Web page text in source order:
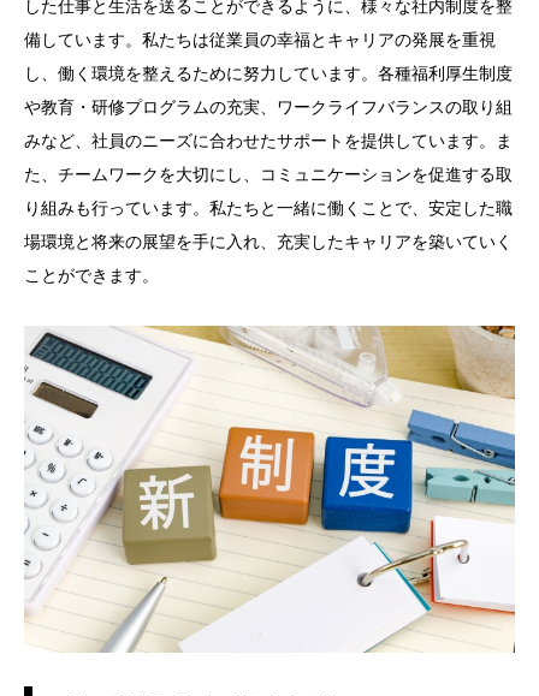
した仕事と生活を送ることができるように、様々な社内制度を整
備しています。私たちは従業員の幸福とキャリアの発展を重視
し、働く環境を整えるために努力しています。各種福利厚生制度
や教育・研修プログラムの充実、ワークライフバランスの取り組
みなど、社員のニーズに合わせたサポートを提供しています。ま
た、チームワークを大切にし、コミュニケーションを促進する取
り組みも行っています。私たちと一緒に働くことで、安定した職
場環境と将来の展望を手に入れ、充実したキャリアを築いていく
ことができます。